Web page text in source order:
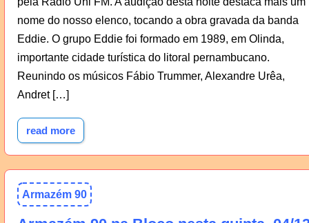
nome do nosso elenco, tocando a obra gravada da banda
Eddie. O grupo Eddie foi formado em 1989, em Olinda,
importante cidade turística do litoral pernambucano.
Reunindo os músicos Fábio Trummer, Alexandre Urêa,
Andret […]
read more
Armazém 90